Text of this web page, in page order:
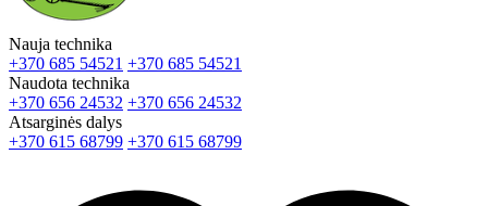
Nauja technika
+370 685 54521 +370 685 54521
Naudota technika
+370 656 24532 +370 656 24532
Atsarginės dalys
+370 615 68799 +370 615 68799